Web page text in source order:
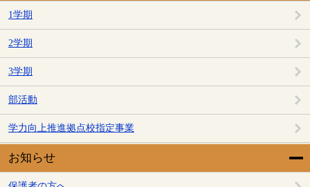
1学期
2学期
3学期
部活動
学力向上推進拠点校指定事業
お知らせ